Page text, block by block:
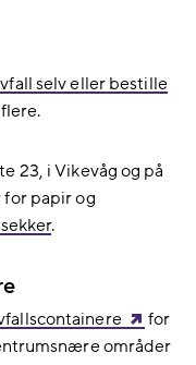
selv eller bestille
23, i Vikevåg og på
for papir og
.
for
områder